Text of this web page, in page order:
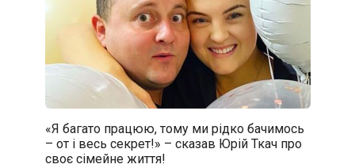
«Я багато працюю, тому ми рідко бачимось
– от і весь секрет!» – сказав Юрій Ткач про
своє сімейне життя!